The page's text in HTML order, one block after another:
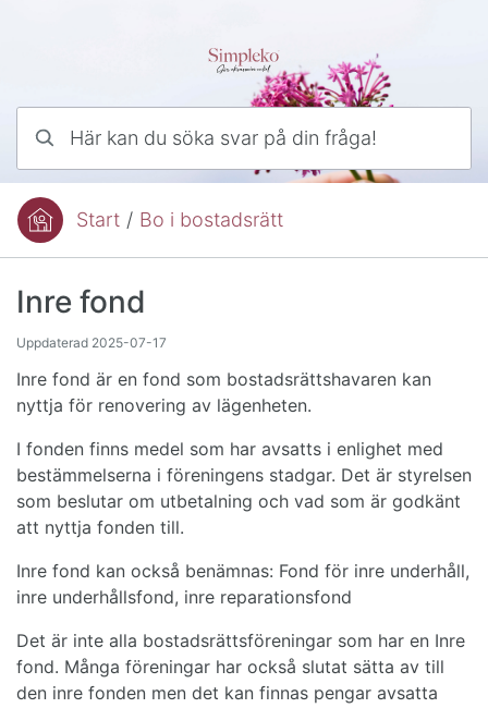
Du är här:Start / Bo i bostadsrätt
Inre fond
Uppdaterad 2025-07-17
Inre fond är en fond som bostadsrättshavaren kan
nyttja för renovering av lägenheten.
I fonden finns medel som har avsatts i enlighet med
bestämmelserna i föreningens stadgar. Det är styrelsen
som beslutar om utbetalning och vad som är godkänt
att nyttja fonden till.
Inre fond kan också benämnas: Fond för inre underhåll,
inre underhållsfond, inre reparationsfond
Det är inte alla bostadsrättsföreningar som har en Inre
fond. Många föreningar har också slutat sätta av till
den inre fonden men det kan finnas pengar avsatta